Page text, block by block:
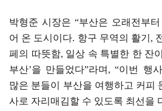
박형준 시장은“부산은 오래전부
어 온 도시이다. 항구 무역의 활기 ,
페의 따뜻함, 일상 속 특별한 한 잔
부산’을 만들었다”라며 , “이번 행
많은 분들이 부산을 여행하고 커피
사로 자리매김할 수 있도록 최선을